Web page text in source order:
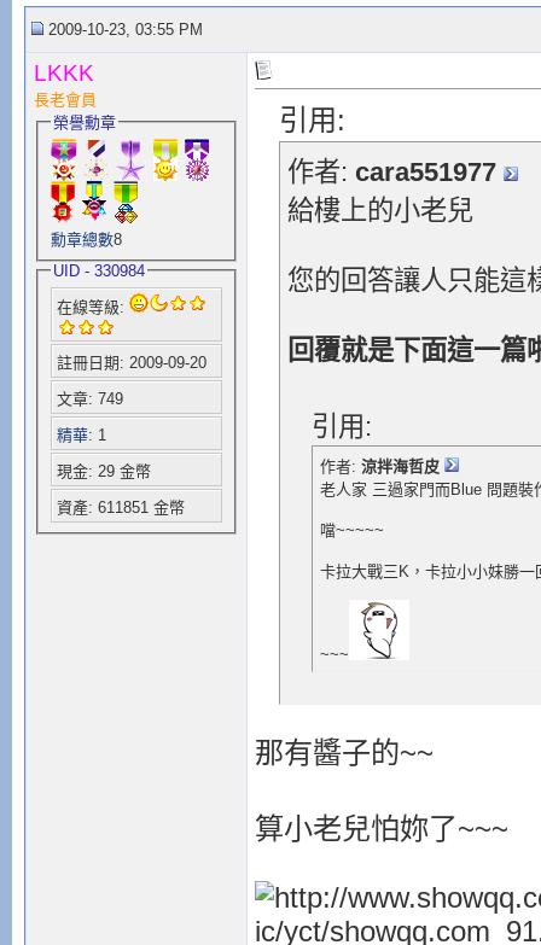
2009-10-23, 03:55 PM
LKKK
長老會員
榮譽勳章
勳章總數8
UID - 330984
在線等級:
註冊日期: 2009-09-20
文章: 749
精華: 1
現金: 29 金幣
資產: 611851 金幣
引用:
作者: cara551977
給樓上的小老兒
您的回答讓人只能這
回覆就是下面這一篇
引用:
作者: 涼拌海哲皮
老人家 三過家門而Blue 問題裝
噹~~~~~
卡拉大戰三K，卡拉小小妹勝一
~~~
那有醬子的~~
算小老兒怕妳了~~~